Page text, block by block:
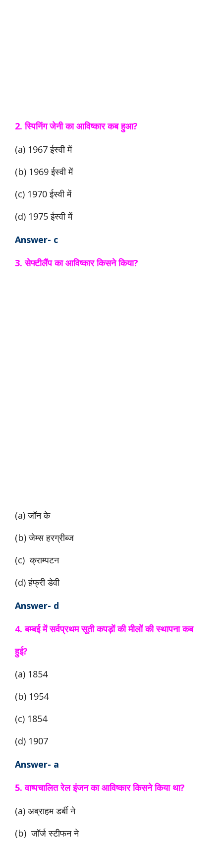
2. स्पिनिंग जेनी का आविष्कार कब हुआ?
(a) 1967 ईस्वी में
(b) 1969 ईस्वी में
(c) 1970 ईस्वी में
(d) 1975 ईस्वी में
Answer- c
3. सेफ्टीलैंप का आविष्कार किसने किया?
(a) जॉन के
(b) जेम्स हरग्रीब्ज
(c) क्राम्पटन
(d) हंफ्री डेवी
Answer- d
4. बम्बई में सर्वप्रथम सूती कपड़ों की मीलों की स्थापना कब
हुई?
(a) 1854
(b) 1954
(c) 1854
(d) 1907
Answer- a
5. वाष्पचालितरेल इंजन का आविष्कार किसने किया था?
(a) अब्राहम डर्बी ने
(b) जॉर्ज स्टीफन ने